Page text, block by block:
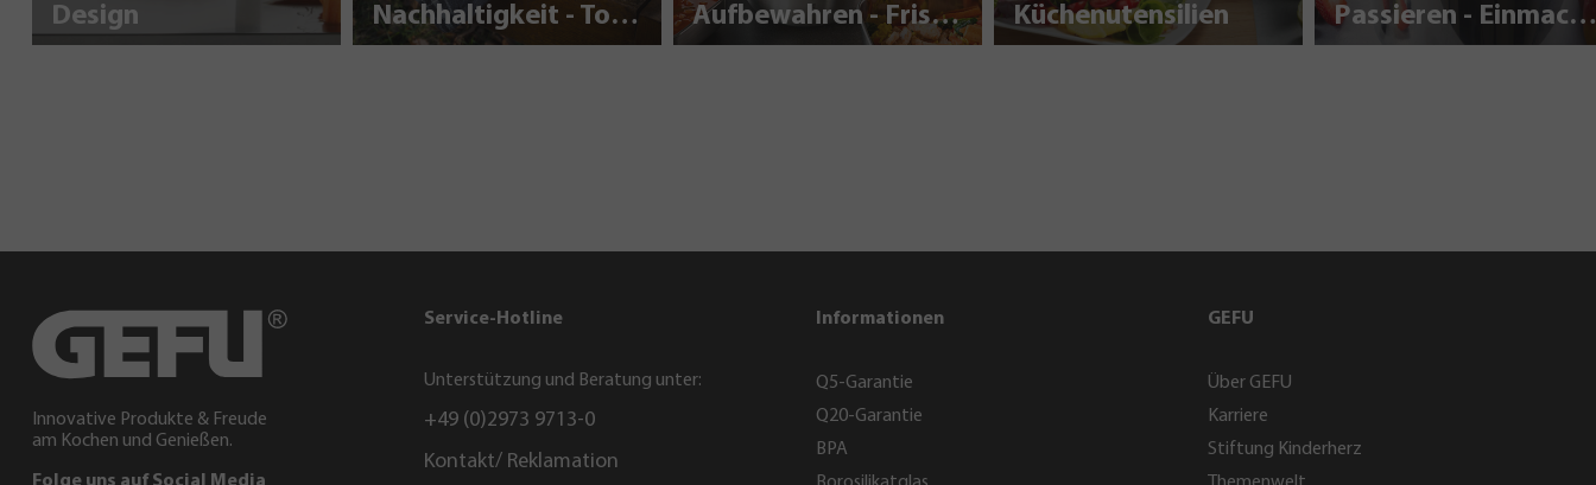
Design Nachhaltigkeit - To Go Aufbewahren - Frisch halten Küchenutensilien Passieren - Einmachen
Innovative Produkte & Freude
am Kochen und Genießen.
Service-Hotline
Unterstützung und Beratung unter:
+49 (0)2973 9713-0
Kontakt/ Reklamation
Informationen
Q5-Garantie
Q20-Garantie
BPA
GEFU
Über GEFU
Karriere
Stiftung Kinderherz